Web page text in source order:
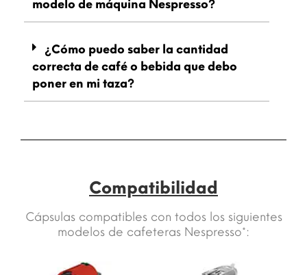
modelo de máquina Nespresso?
¿Cómo puedo saber la cantidad
correcta de café o bebida que debo
poner en mi taza?
Compatibilidad
Cápsulas compatibles con todos los siguientes
modelos de cafeteras Nespresso*: